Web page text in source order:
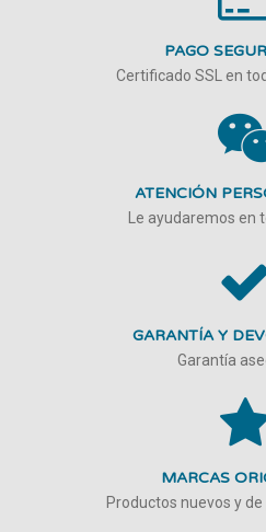
PAGO
Certificado SSL en
ATENCIÓN
Le ayudaremos
GARANTÍA Y
Garantía
MARCAS
Productos nuevos y